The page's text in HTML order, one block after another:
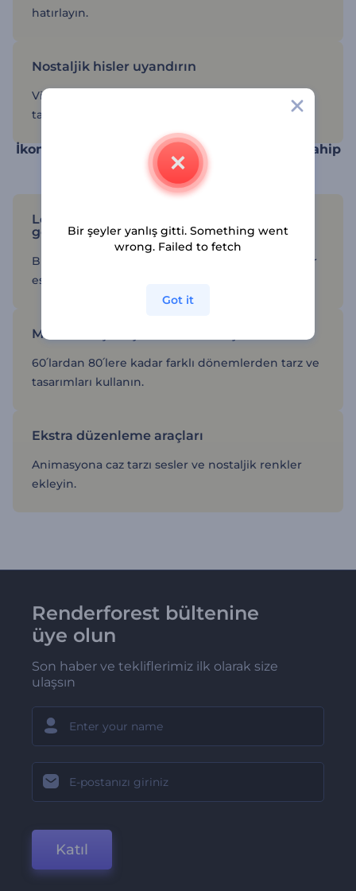
hatırlayın.
Nostaljik hisler uyandırın
Vintage temalı projenizi retro animasyonla
tamamlayın.
İkonik detaylara ve eskimeyen tasarımlara sahip
animasyonlar
Logonuza hiç eskimeyen ve klasik bir
görünüm kazandırın
Bu animasyonlarda kullanılan renkler ve nesneler
eski zamanlardan özenle seçildi.
Markanız için aşinalık hissi oluşturun
60՛lardan 80՛lere kadar farklı dönemlerden tarz ve
tasarımları kullanın.
Ekstra düzenleme araçları
Animasyona caz tarzı sesler ve nostaljik renkler
ekleyin.
Renderforest bültenine
üye olun
Son haber ve tekliflerimiz ilk olarak size
ulaşsın
Katıl
Bir şeyler yanlış gitti. Something went
wrong. Failed to fetch
Got it